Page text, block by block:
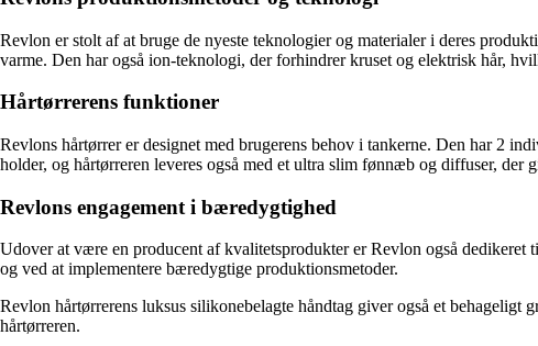
Revlon er stolt af at bruge de nyeste teknologier og materialer i deres
varme. Den har også ion-teknologi, der forhindrer kruset og elektrisk hår,
Hårtørrerens funktioner
Revlons hårtørrer er designet med brugerens behov i tankerne. Den har 2
holder, og hårtørreren leveres også med et ultra slim fønnæb og diffuser, der
Revlons engagement i bæredygtighed
Udover at være en producent af kvalitetsprodukter er Revlon også
og ved at implementere bæredygtige produktionsmetoder.
Revlon hårtørrerens luksus silikonebelagte håndtag giver også et
hårtørreren.